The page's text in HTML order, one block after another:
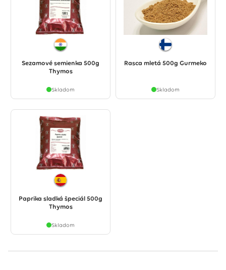
Sezamové semienka 500g
Thymos
Skladom
Rasca mletá 500g Gurmeko
Skladom
Paprika sladká špeciál 500g
Thymos
Skladom